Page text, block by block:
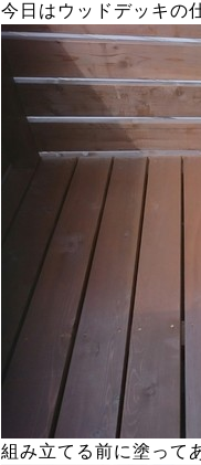
今日はウッドデッキの
組み立てる前に塗って